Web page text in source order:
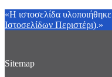
«Η ιστοσελίδα
Ιστοσελίδων Περιστέρι).»
Sitemap